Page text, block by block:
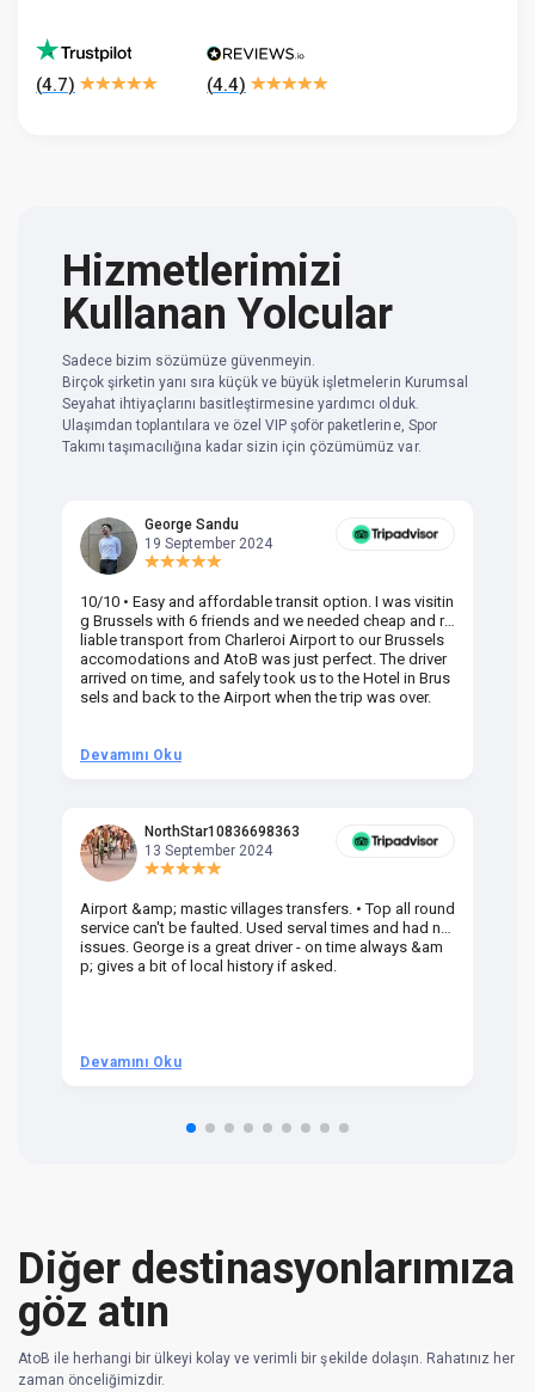
(4.7) (4.4)
Hizmetlerimizi
Kullanan Yolcular
Sadece bizim sözümüze güvenmeyin.
Birçok şirketin yanı sıra küçük ve büyük işletmelerin Kurumsal
Seyahat ihtiyaçlarını basitleştirmesine yardımcı olduk.
Ulaşımdan toplantılara ve özel VIP şoför paketlerine, Spor
Takımı taşımacılığına kadar sizin için çözümümüz var.
George Sandu
19 September 2024
10/10 • Easy and affordable transit option. I was visitin
g Brussels with 6 friends and we needed cheap and re
liable transport from Charleroi Airport to our Brussels
accomodations and AtoB was just perfect. The driver
arrived on time, and safely took us to the Hotel in Brus
sels and back to the Airport when the trip was over.
Devamını Oku
NorthStar10836698363
13 September 2024
Airport &amp; mastic villages transfers. • Top all round
service can't be faulted. Used serval times and had no
issues. George is a great driver - on time always &am
p; gives a bit of local history if asked.
Devamını Oku
Diğer destinasyonlarımıza
göz atın
AtoB ile herhangi bir ülkeyi kolay ve verimli bir şekilde dolaşın. Rahatınız her
zaman önceliğimizdir.